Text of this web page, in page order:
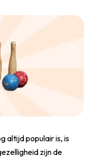
altijd populair is, is
zijn de